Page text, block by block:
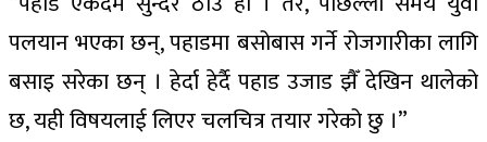
पलयान भएका छन्, पहाडमा बसोबास गर्ने रोजगारीका लागि
बसाइ सरेका छन् । हेर्दा हेर्दै पहाड उजाड झैँ देखिन थालेको
छ, यही विषयलाई लिएर चलचित्र तयार गरेको छु ।”